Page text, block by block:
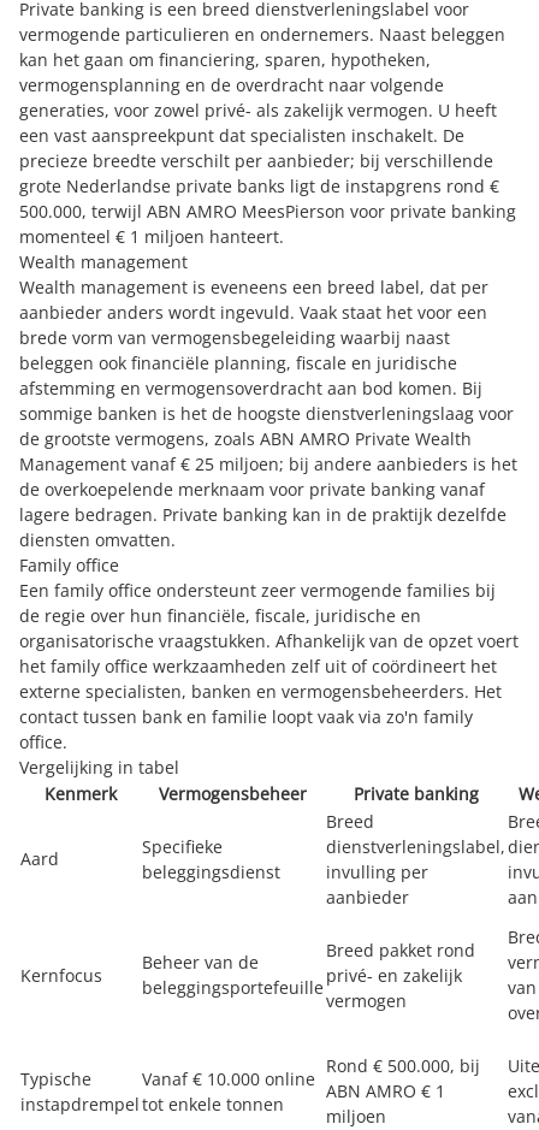
Private banking is een breed dienstverleningslabel voor
vermogende particulieren en ondernemers. Naast beleggen
kan het gaan om financiering, sparen, hypotheken,
vermogensplanning en de overdracht naar volgende
generaties, voor zowel privé- als zakelijk vermogen. U heeft
een vast aanspreekpunt dat specialisten inschakelt. De
precieze breedte verschilt per aanbieder; bij verschillende
grote Nederlandse private banks ligt de instapgrens rond €
500.000, terwijl ABN AMRO MeesPierson voor private banking
momenteel € 1 miljoen hanteert.
Wealth management
Wealth management is eveneens een breed label, dat per
aanbieder anders wordt ingevuld. Vaak staat het voor een
brede vorm van vermogensbegeleiding waarbij naast
beleggen ook financiële planning, fiscale en juridische
afstemming en vermogensoverdracht aan bod komen. Bij
sommige banken is het de hoogste dienstverleningslaag voor
de grootste vermogens, zoals ABN AMRO Private Wealth
Management vanaf € 25 miljoen; bij andere aanbieders is het
de overkoepelende merknaam voor private banking vanaf
lagere bedragen. Private banking kan in de praktijk dezelfde
diensten omvatten.
Family office
Een family office ondersteunt zeer vermogende families bij
de regie over hun financiële, fiscale, juridische en
organisatorische vraagstukken. Afhankelijk van de opzet voert
het family office werkzaamheden zelf uit of coördineert het
externe specialisten, banken en vermogensbeheerders. Het
contact tussen bank en familie loopt vaak via zo'n family
office.
Vergelijking in tabel
Kenmerk
Vermogensbeheer Private banking
Aard
Specifieke
beleggingsdienst
Breed
dienstverleningslabel,
invulling per
aanbieder
Kernfocus
Beheer van de
beleggingsportefeuille
Breed pakket rond
privé- en zakelijk
vermogen
Typische
instapdrempel
Vanaf € 10.000 online
tot enkele tonnen
Rond € 500.000, bij
ABN AMRO € 1
miljoen